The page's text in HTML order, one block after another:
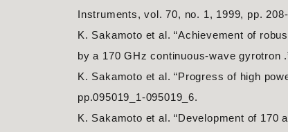
Instruments, vol. 70, no. 1, 1999, pp.
K. Sakamoto et al. “Achievement of
by a 170 GHz continuous-wave
K. Sakamoto et al. “Progress of high
pp.095019_1-095019_6.
K. Sakamoto et al. “Development of